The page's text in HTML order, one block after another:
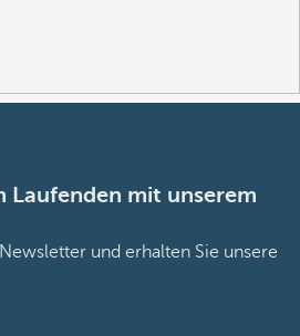
Laufenden mit unserem
und erhalten Sie unsere